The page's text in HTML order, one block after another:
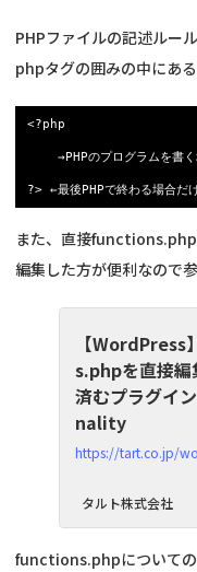
PHPファイルの記述ルー
phpタグの囲みの中にある
<?php
	→PHPのプログラムを書く場所
?> ←最後PHPで終わる場合だ
また、直接functions.php
編集した方が便利なので
【
s.phpを直接編
済むプラグイ
nality
タルト株式会社
functions.phpについての